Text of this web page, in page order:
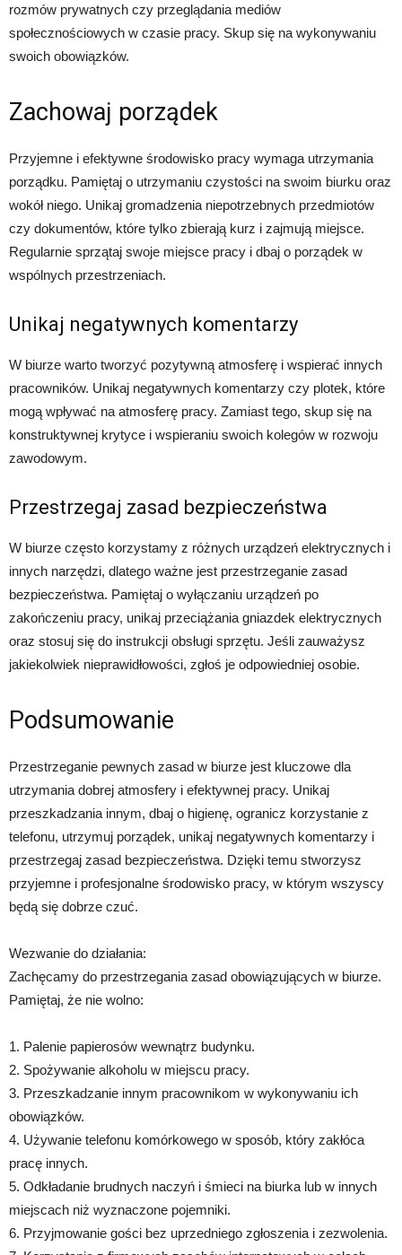
rozmów prywatnych czy przeglądania mediów
społecznościowych w czasie pracy. Skup się na wykonywaniu
swoich obowiązków.
Zachowaj porządek
Przyjemne i efektywne środowisko pracy wymaga utrzymania
porządku. Pamiętaj o utrzymaniu czystości na swoim biurku oraz
wokół niego. Unikaj gromadzenia niepotrzebnych przedmiotów
czy dokumentów, które tylko zbierają kurz i zajmują miejsce.
Regularnie sprzątaj swoje miejsce pracy i dbaj o porządek w
wspólnych przestrzeniach.
Unikaj negatywnych komentarzy
W biurze warto tworzyć pozytywną atmosferę i wspierać innych
pracowników. Unikaj negatywnych komentarzy czy plotek, które
mogą wpływać na atmosferę pracy. Zamiast tego, skup się na
konstruktywnej krytyce i wspieraniu swoich kolegów w rozwoju
zawodowym.
Przestrzegaj zasad bezpieczeństwa
W biurze często korzystamy z różnych urządzeń elektrycznych i
innych narzędzi, dlatego ważne jest przestrzeganie zasad
bezpieczeństwa. Pamiętaj o wyłączaniu urządzeń po
zakończeniu pracy, unikaj przeciążania gniazdek elektrycznych
oraz stosuj się do instrukcji obsługi sprzętu. Jeśli zauważysz
jakiekolwiek nieprawidłowości, zgłoś je odpowiedniej osobie.
Podsumowanie
Przestrzeganie pewnych zasad w biurze jest kluczowe dla
utrzymania dobrej atmosfery i efektywnej pracy. Unikaj
przeszkadzania innym, dbaj o higienę, ogranicz korzystanie z
telefonu, utrzymuj porządek, unikaj negatywnych komentarzy i
przestrzegaj zasad bezpieczeństwa. Dzięki temu stworzysz
przyjemne i profesjonalne środowisko pracy, w którym wszyscy
będą się dobrze czuć.
Wezwanie do działania:
Zachęcamy do przestrzegania zasad obowiązujących w biurze.
Pamiętaj, że nie wolno:
1. Palenie papierosów wewnątrz budynku.
2. Spożywanie alkoholu w miejscu pracy.
3. Przeszkadzanie innym pracownikom w wykonywaniu ich
obowiązków.
4. Używanie telefonu komórkowego w sposób, który zakłóca
pracę innych.
5. Odkładanie brudnych naczyń i śmieci na biurka lub w innych
miejscach niż wyznaczone pojemniki.
6. Przyjmowanie gości bez uprzedniego zgłoszenia i zezwolenia.